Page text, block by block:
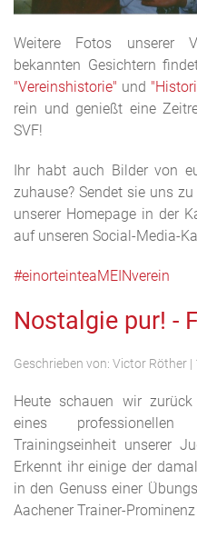
Weitere Fotos unserer
bekannten Gesichtern
"Vereinshistorie" und
rein und genießt eine
SVF!
Ihr habt auch Bilder von
zuhause? Sendet sie uns
unserer Homepage in der
auf unseren Social-Media-
#einorteinteaMEINverein
Nostalgie pur! -
Geschrieben von: Victor Röther |
Heute schauen wir
eines
Trainingseinheit unserer
Erkennt ihr einige der
in den Genuss einer
Aachener Trainer-